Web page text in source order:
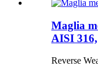
Maglia
AISI 316,
Reverse